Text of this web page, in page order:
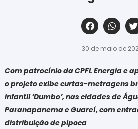
30 de maio de
Com patrocínio da CPFL Energia e
o projeto exibe curtas-metragens
infantil ‘Dumbo’, nas cidades de
Paranapanema e Guareí, com
distribuição de pipoca